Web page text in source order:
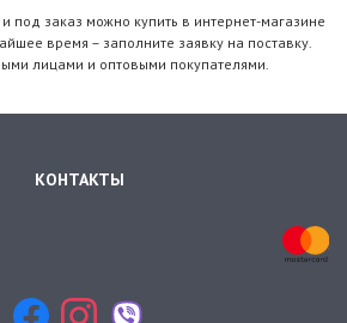
под заказ можно купить в интернет-магазине
время – заполните заявку на поставку.
лицами и оптовыми покупателями.
КОНТАКТЫ